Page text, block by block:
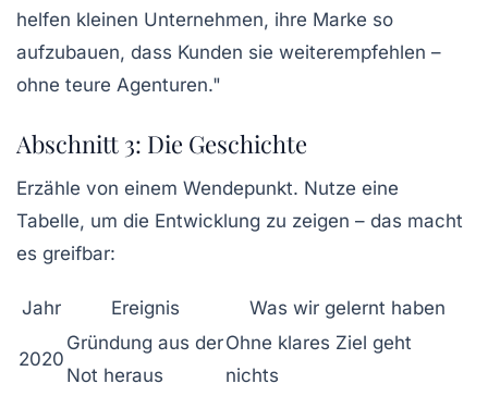
helfen kleinen Unternehmen, ihre Marke so
aufzubauen, dass Kunden sie weiterempfehlen –
ohne teure Agenturen."
Abschnitt 3: Die Geschichte
Erzähle von einem Wendepunkt. Nutze eine
Tabelle, um die Entwicklung zu zeigen – das macht
es greifbar:
Jahr Ereignis Was wir gelernt haben
2020
Gründung aus der
Not heraus
Ohne klares Ziel geht
nichts